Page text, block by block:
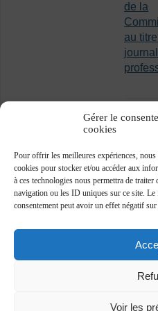
Gérer le
cookies
Pour offrir les meilleures expériences,
cookies pour stocker et/ou accéder aux
à ces technologies nous permettra de
navigation ou les ID uniques sur ce site.
consentement peut avoir un effet négatif
Voir les
de la
au